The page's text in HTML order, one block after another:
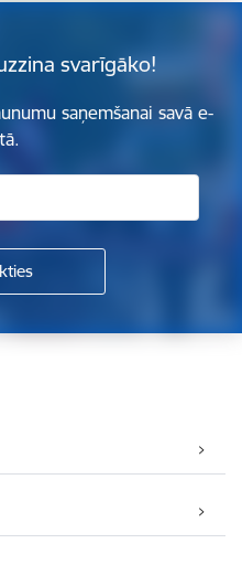
svarīgāko!
saņemšanai savā e-